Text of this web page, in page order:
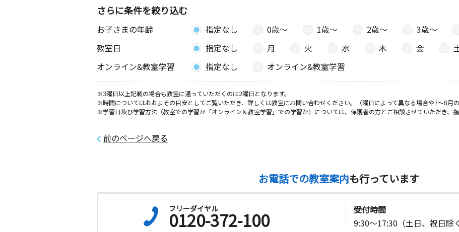
さらに条件を絞り込む
お子さまの年齢 指定なし 0歳〜 1歳〜 2歳〜 3歳〜
教室日
指定なし 月 火 水 木 金
オンライン&教室学習
指定なし オンライン&教室学習
※3曜日以上記載の場合も教室に通っていただくのは2曜日となります。
※時間についてはおおよその目安としてご覧いただき、詳しくは教室にお問い合わせください。（曜日によって異なる場合や7～8月
※学習日及び学習方法（教室での学習か「オンライン＆教室学習」での学習か）については、保護者の方とご相談させていただき、指
前のページへ戻る
お電話での教室案内も行っています
フリーダイヤル
0120-372-100
受付時間
9:30～17:30（土日、祝日除く